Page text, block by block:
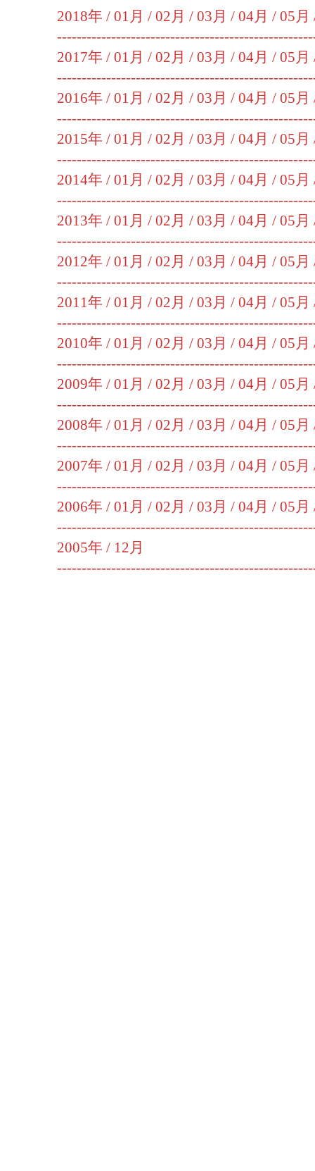
2018年 / 01月 / 02月 / 03月 / 04月 / 05月
2017年 / 01月 / 02月 / 03月 / 04月 / 05月
2016年 / 01月 / 02月 / 03月 / 04月 / 05月
2015年 / 01月 / 02月 / 03月 / 04月 / 05月
2014年 / 01月 / 02月 / 03月 / 04月 / 05月
2013年 / 01月 / 02月 / 03月 / 04月 / 05月
2012年 / 01月 / 02月 / 03月 / 04月 / 05月
2011年 / 01月 / 02月 / 03月 / 04月 / 05月
2010年 / 01月 / 02月 / 03月 / 04月 / 05月
2009年 / 01月 / 02月 / 03月 / 04月 / 05月
2008年 / 01月 / 02月 / 03月 / 04月 / 05月
2007年 / 01月 / 02月 / 03月 / 04月 / 05月
2006年 / 01月 / 02月 / 03月 / 04月 / 05月
2005年 / 12月